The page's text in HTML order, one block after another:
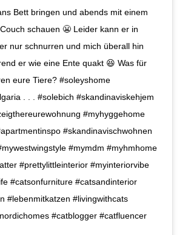
Bett bringen und abends mit einem
schauen 😬 Leider kann er in
nur schnurren und mich überall hin
er wie eine Ente quakt 😆 Was für
eure Tiere? #soleyshome
. . . #solebich #skandinaviskehjem
#myhyggehome
#skandinavischwohnen
#mymdm #myhmhome
#prettylittleinterior #myinteriorvibe
#catsonfurniture #catsandinterior
#lebenmitkatzen #livingwithcats
#catblogger #catfluencer